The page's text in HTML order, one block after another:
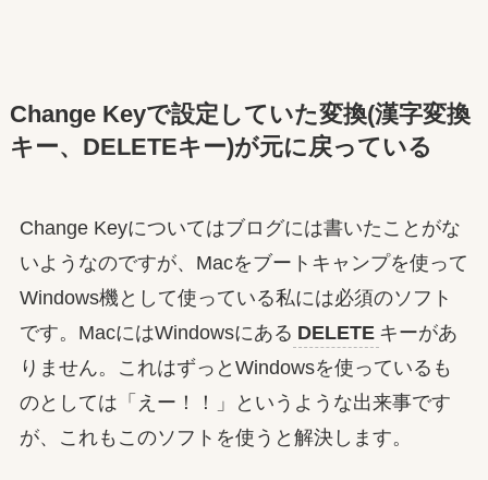
Change Keyで設定していた変換(漢字変換
キー、DELETEキー)が元に戻っている
Change Keyについてはブログには書いたことがな
いようなのですが、Macをブートキャンプを使って
Windows機として使っている私には必須のソフト
です。MacにはWindowsにある DELETE キーがあ
りません。これはずっとWindowsを使っているも
のとしては「えー！！」というような出来事です
が、これもこのソフトを使うと解決します。